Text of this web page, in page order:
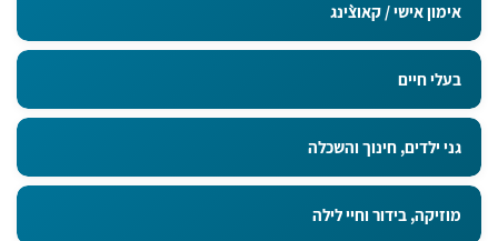
אימון אישי / קאוצ`ינג
בעלי חיים
גני ילדים, חינוך והשכלה
מוזיקה, בידור וחיי לילה